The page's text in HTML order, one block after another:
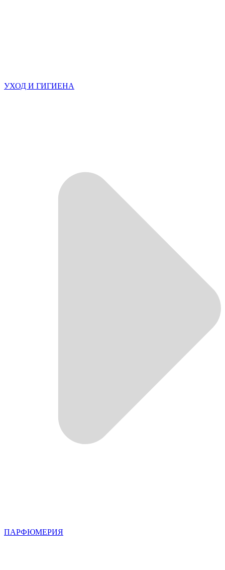
УХОД И ГИГИЕНА
ПАРФЮМЕРИЯ